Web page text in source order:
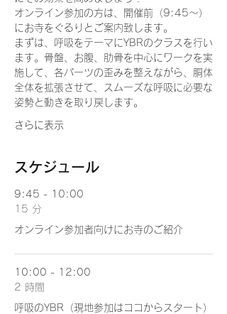
オンライン参加の方は、開催前（9:45〜）
にお寺をぐるりとご案内致します。
まずは、呼吸をテーマにYBRのクラスを行い
ます。骨盤、お腹、肋骨を中心にワークを実
施して、各パーツの歪みを整えながら、胴体
全体を拡張させて、スムーズな呼吸に必要な
姿勢と動きを取り戻します。
さらに表示
スケジュール
9:45 - 10:00
15 分
オンライン参加者向けにお寺のご紹介
10:00 - 12:00
2 時間
呼吸のYBR（現地参加はココからスタート）